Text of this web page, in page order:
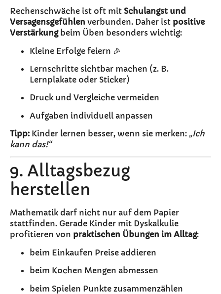
Rechenschwäche ist oft mit Schulangst und
Versagensgefühlen verbunden. Daher ist positive
Verstärkungbeim Üben besonders wichtig:
Kleine Erfolge feiern 🎉
Lernschritte sichtbar machen (z. B.
Lernplakate oder Sticker)
Druck und Vergleiche vermeiden
Aufgaben individuell anpassen
Tipp: Kinder lernen besser, wenn sie merken: „Ich
kann das!“
9. Alltagsbezug
herstellen
Mathematik darf nicht nur auf dem Papier
stattfinden. Gerade Kinder mit Dyskalkulie
profitieren von praktischen Übungen im Alltag:
beim Einkaufen Preise addieren
beim Kochen Mengen abmessen
beim Spielen Punkte zusammenzählen